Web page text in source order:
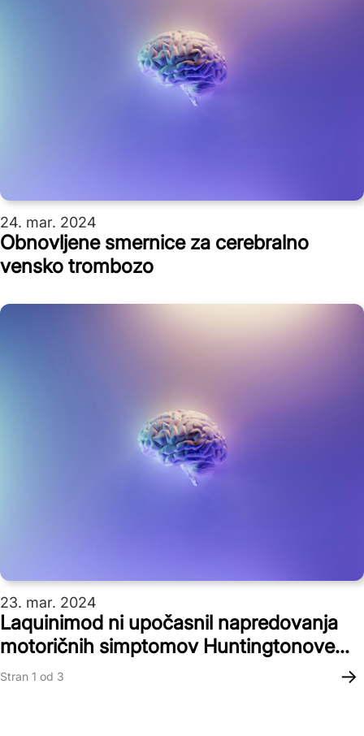
24. mar. 2024
Obnovljene smernice za cerebralno
vensko trombozo
23. mar. 2024
Laquinimod ni upočasnil napredovanja
motoričnih simptomov Huntingtonove
bolezni
Stran 1 od 3 →